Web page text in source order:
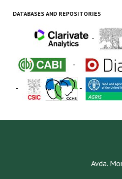
DATABASES AND REPOSITORIES
-
-
- -
Avda.